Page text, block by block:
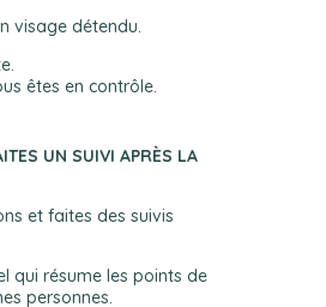
visage détendu.
êtes en contrôle.
UN SUIVI APRÈS LA
et faites des suivis
qui résume les points de
personnes.